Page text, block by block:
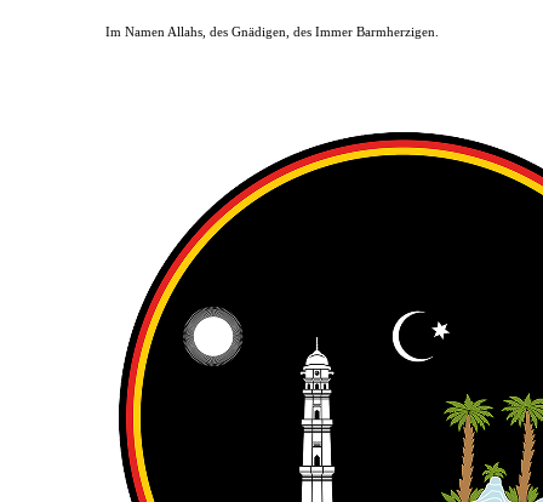
Im Namen Allahs, des Gnädigen, des Immer Barmherzigen.